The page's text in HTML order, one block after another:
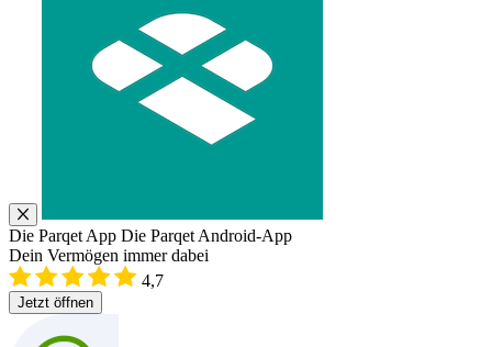
Die Parqet App Die Parqet Android-App
Dein Vermögen immer dabei
4,7
Jetzt öffnen